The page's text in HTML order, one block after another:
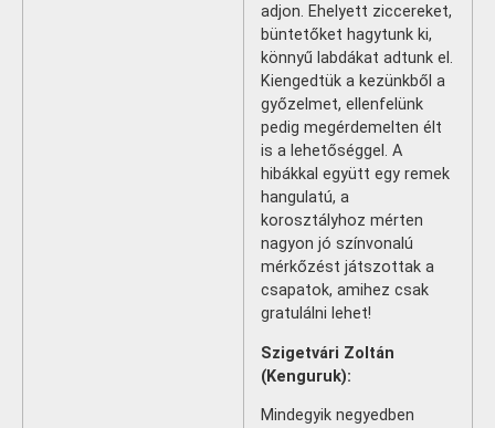
adjon. Ehelyett ziccereket,
büntetőket hagytunk ki,
könnyű labdákat adtunk el.
Kiengedtük a kezünkből a
győzelmet, ellenfelünk
pedig megérdemelten élt
is a lehetőséggel. A
hibákkal együtt egy remek
hangulatú, a
korosztályhoz mérten
nagyon jó színvonalú
mérkőzést játszottak a
csapatok, amihez csak
gratulálni lehet!
Szigetvári Zoltán
(Kenguruk):
Mindegyik negyedben